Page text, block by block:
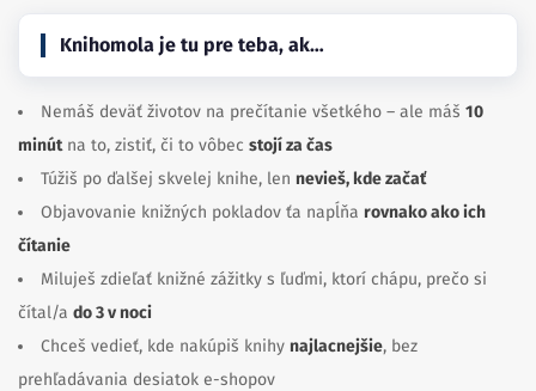
Knihomola je tu pre teba, ak…
Nemáš deväť životov na prečítanie všetkého – ale máš 10
minútna to, zistiť, či to vôbec stojí za čas
Túžiš po ďalšej skvelej knihe, len nevieš, kde začať
Objavovanie knižných pokladov ťa napĺňa rovnako ako ich
čítanie
Miluješ zdieľať knižné zážitky s ľuďmi, ktorí chápu, prečo si
čítal/a do 3 v noci
Chceš vedieť, kde nakúpiš knihy najlacnejšie, bez
prehľadávania desiatok e-shopov